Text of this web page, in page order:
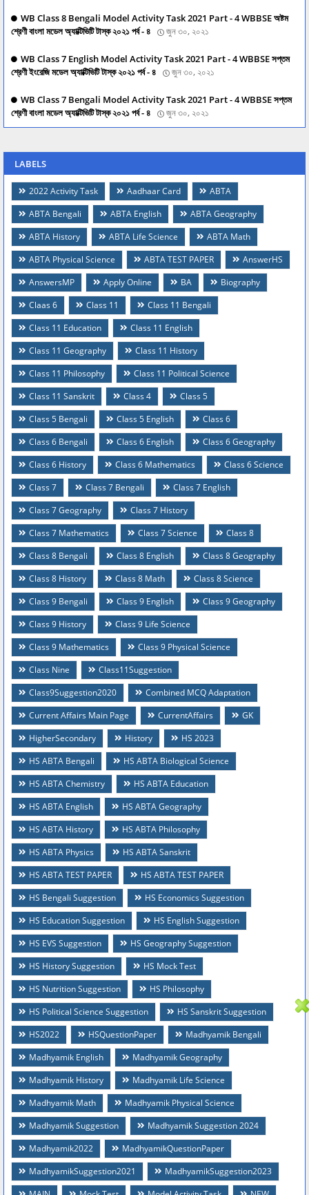
WB Class 8 Bengali Model Activity Task 2021 Part - 4 WBBSE অষ্টম
শ্রেণী বাংলা মডেল অ্যাক্টিভিটি টাস্ক ২০২১ পর্ব - ৪
জুন ৩০, ২০২১
WB Class 7 English Model Activity Task 2021 Part - 4 WBBSE সপ্তম
শ্রেণী ইংরেজি মডেল অ্যাক্টিভিটি টাস্ক ২০২১ পর্ব - ৪
জুন ৩০, ২০২১
WB Class 7 Bengali Model Activity Task 2021 Part - 4 WBBSE সপ্তম
শ্রেণী বাংলা মডেল অ্যাক্টিভিটি টাস্ক ২০২১ পর্ব - ৪
জুন ৩০, ২০২১
LABELS
2022 Activity Task Aadhaar Card
ABTA
ABTA Bengali
ABTA English
ABTA Geography
ABTA History
ABTA Life Science
ABTA Math
ABTA Physical Science
ABTA TEST PAPER
AnswerHS
AnswersMP
Apply Online BA
Biography
Claas 6
Class 11
Class 11 Bengali
Class 11 Education
Class 11 English
Class 11 Geography
Class 11 History
Class 11 Philosophy
Class 11 Political Science
Class 11 Sanskrit
Class 4
Class 5
Class 5 Bengali
Class 5 English
Class 6
Class 6 Bengali
Class 6 English
Class 6 Geography
Class 6 History
Class 6 Mathematics
Class 6 Science
Class 7
Class 7 Bengali
Class 7 English
Class 7 Geography
Class 7 History
Class 7 Mathematics
Class 7 Science
Class 8
Class 8 Bengali
Class 8 English
Class 8 Geography
Class 8 History
Class 8 Math
Class 8 Science
Class 9 Bengali
Class 9 English
Class 9 Geography
Class 9 History
Class 9 Life Science
Class 9 Mathematics
Class 9 Physical Science
Class Nine
Class11Suggestion
Class9Suggestion2020
Combined MCQ Adaptation
Current Affairs Main Page
CurrentAffairs
GK
HigherSecondary
History
HS 2023
HS ABTA Bengali
HS ABTA Biological Science
HS ABTA Chemistry
HS ABTA Education
HS ABTA English
HS ABTA Geography
HS ABTA History
HS ABTA Philosophy
HS ABTA Physics
HS ABTA Sanskrit
HS ABTA TEST PAPER
HS ABTA TEST PAPER
HS Bengali Suggestion
HS Economics Suggestion
HS Education Suggestion
HS English Suggestion
HS EVS Suggestion
HS Geography Suggestion
HS History Suggestion
HS Mock Test
HS Nutrition Suggestion
HS Philosophy
HS Political Science Suggestion
HS Sanskrit Suggestion
HS2022
HSQuestionPaper
Madhyamik Bengali
Madhyamik English
Madhyamik Geography
Madhyamik History
Madhyamik Life Science
Madhyamik Math
Madhyamik Physical Science
Madhyamik Suggestion
Madhyamik Suggestion 2024
Madhyamik2022
MadhyamikQuestionPaper
MadhyamikSuggestion2021
MadhyamikSuggestion2023